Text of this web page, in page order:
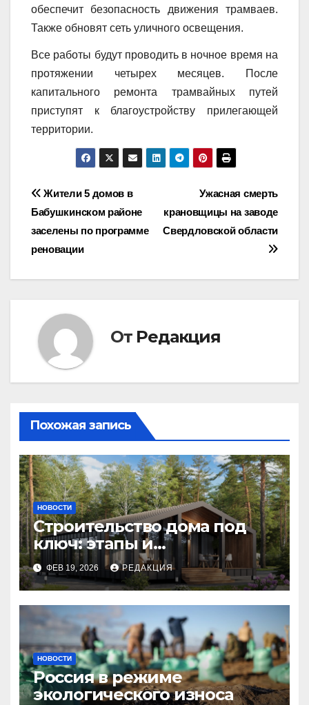
обеспечит безопасность движения трамваев.
Также обновят сеть уличного освещения.
Все работы будут проводить в ночное время на
протяжении четырех месяцев. После
капитального ремонта трамвайных путей
приступят к благоустройству прилегающей
территории.
Навигация
по
записям
Ужасная смерть
крановщицы на заводе
Свердловской области
Жители 5 домов в
Бабушкинском районе
заселены по программе
реновации
От Редакция
Похожая запись
НОВОСТИ
Строительство дома под
ключ: этапы и
планирование бюджета
ФЕВ 19, 2026 РЕДАКЦИЯ
НОВОСТИ
Россия в режиме
экологического износа